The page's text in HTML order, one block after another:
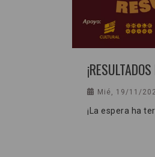
Mié, 19/11/
¡La espera ha